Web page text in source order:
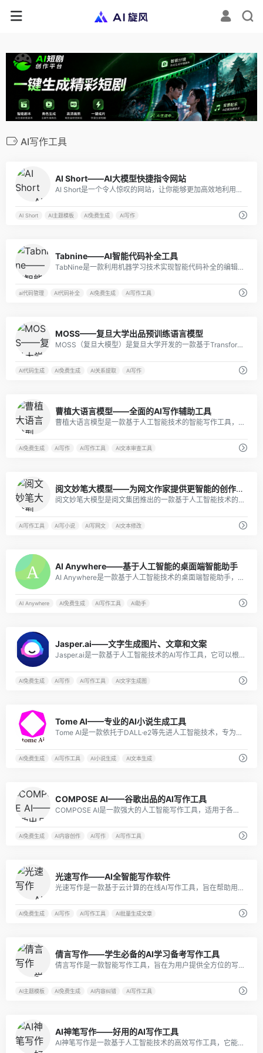
AI写作工具
AI Short——AI大模型快捷指令网站
AI Short是一个令人惊叹的网站，让你能够更加高效地利用语言模型。不论你是需要处理文本、分析数据还是进行图像处理，AI Short都能为你提供相应的快捷指令，让你的任务变得轻而易举。
AI Short AI主题模板 AI免费生成 AI写作
Tabnine——AI智能代码补全工具
TabNine是一款利用机器学习技术实现智能代码补全的编辑器插件，这款在线AI工具的开发背景源于当前计算机技术的快速发展和人们对高效、便捷的编程工具的需求。
ai代码管理 AI代码补全 AI免费生成 AI写作工具
MOSS——复旦大学出品预训练语言模型
MOSS（复旦大模型）是复旦大学开发的一款基于Transformer结构的预训练语言模型。它具有多种功能和特色，旨在为不同领域的用户提供智能化的语言处理服务。
AI代码生成 AI免费生成 AI关系提取 AI写作
曹植大语言模型——全面的AI写作辅助工具
曹植大语言模型是一款基于人工智能技术的智能写作工具，旨在为用户提供全方位的写作辅助和支持。
AI免费生成 AI写作 AI写作工具 AI文本审查工具
阅文妙笔大模型——为网文作家提供更智能的创作工具
阅文妙笔大模型是阅文集团推出的一款基于人工智能技术的语言模型，旨在为网络文学作家提供更加智能、高效的创作辅助工具。
AI写作工具 AI写小说 AI写网文 AI文本修改
AI Anywhere——基于人工智能的桌面端智能助手
AI Anywhere是一款基于人工智能技术的桌面端智能助手，旨在为广大的用户提供高效便捷的AI助手服务，可以支持翻译、润色、解释选中的文本等功能。
AI Anywhere AI免费生成 AI写作工具 AI助手
Jasper.ai——文字生成图片、文章和文案
Jasper.ai是一款基于人工智能技术的AI写作工具，它可以根据用户输入的文字和需求，自动生成符合要求的文章、文案和图片。
AI免费生成 AI写作 AI写作工具 AI文字生成图
Tome AI——专业的AI小说生成工具
Tome AI是一款依托于DALL·e2等先进人工智能技术，专为创意和故事性探索设计的工具。它能够在几秒钟内，根据您输入的提示，生成完整的叙述，帮助您解锁最佳作品的创作灵感。
AI免费生成 AI写作工具 AI小说生成 AI文本生成
COMPOSE AI——谷歌出品的AI写作工具
COMPOSE AI是一款强大的人工智能写作工具，适用于各种场景和领域，可以帮助用户快速生成高质量的文章和内容，提高工作效率和质量。
AI免费生成 AI内容创作 AI写作 AI写作工具
光速写作——AI全智能写作软件
光速写作是一款基于云计算的在线AI写作工具，旨在帮助用户快速创作高质量的文章。
AI免费生成 AI写作 AI写作工具 AI批量生成文章
倩言写作——学生必备的AI学习备考写作工具
倩言写作是一款智能写作工具，旨在为用户提供全方位的写作辅助。它支持大中小学中英文作文素材、语法纠错润色、论文批改写作、托福及考研四六级作文真题提高。
AI主题模板 AI免费生成 AI内容纠错 AI写作工具
AI神笔写作——好用的AI写作工具
AI神笔写作是一款基于人工智能技术的高效写作工具，它能够帮助用户快速生成各种类型的文本内容，包括论文选题、开题报告、论文大纲、论文全文、各类社交媒体、发言稿、方案、作文、项目文档、长篇小说等。